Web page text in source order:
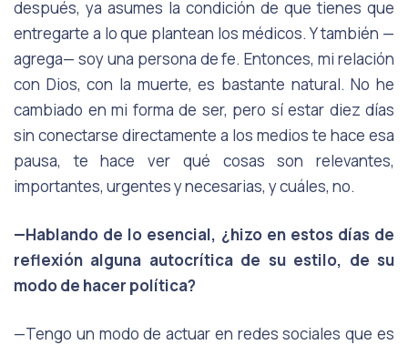
después, ya asumes la condición de que tienes que
entregarte a lo que plantean los médicos. Y también —
agrega— soy una persona de fe. Entonces, mi relación
con Dios, con la muerte, es bastante natural. No he
cambiado en mi forma de ser, pero sí estar diez días
sin conectarse directamente a los medios te hace esa
pausa, te hace ver qué cosas son relevantes,
importantes, urgentes y necesarias, y cuáles, no.
—Hablando de lo esencial, ¿hizo en estos días de
reflexión alguna autocrítica de su estilo, de su
modo de hacer política?
—Tengo un modo de actuar en redes sociales que es